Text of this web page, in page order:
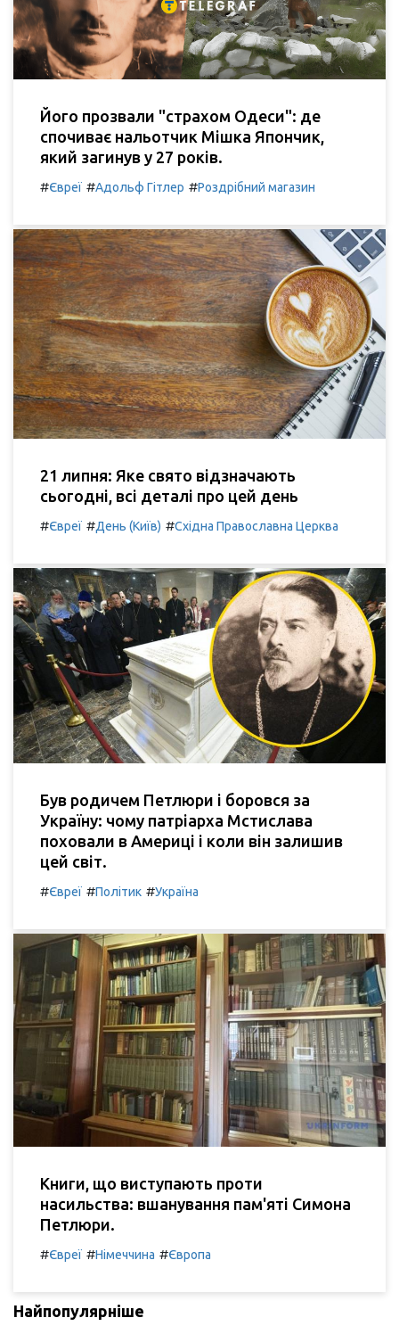
Його прозвали "страхом Одеси": де
спочиває нальотчик Мішка Япончик,
який загинув у 27 років.
#Євреї #Адольф Гітлер #Роздрібний магазин
21 липня: Яке свято відзначають
сьогодні, всі деталі про цей день
#Євреї #День (Київ) #Східна Православна Церква
Був родичем Петлюри і боровся за
Україну: чому патріарха Мстислава
поховали в Америці і коли він залишив
цей світ.
#Євреї #Політик #Україна
Книги, що виступають проти
насильства: вшанування пам'яті Симона
Петлюри.
#Євреї #Німеччина #Європа
Найпопулярніше